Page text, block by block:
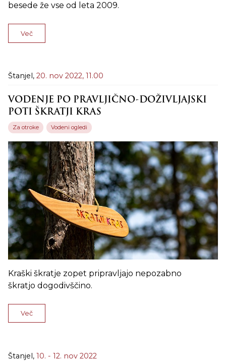
besede že vse od leta 2009.
Več
Štanjel, 20. nov 2022, 11.00
VODENJE PO PRAVLJIČNO-DOŽIVLJAJSKI
POTI ŠKRATJI KRAS
Za otroke Vodeni ogledi
Kraški škratje zopet pripravljajo nepozabno
škratjo dogodivščino.
Več
Štanjel, 10. - 12. nov 2022